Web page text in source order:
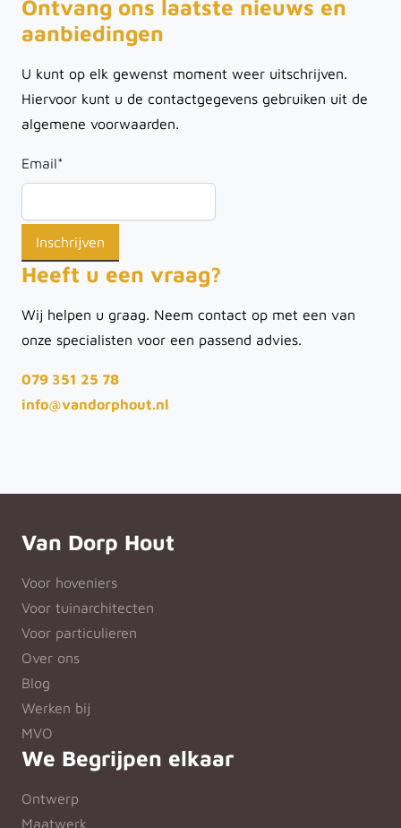
Ontvang ons laatste nieuws en
aanbiedingen
U kunt op elk gewenst moment weer uitschrijven.
Hiervoor kunt u de contactgegevens gebruiken uit de
algemene voorwaarden.
Email*
Heeft u een vraag?
Wij helpen u graag. Neem contact op met een van
onze specialisten voor een passend advies.
079 351 25 78
info@vandorphout.nl
Van Dorp Hout
Voor hoveniers
Voor tuinarchitecten
Voor particulieren
Over ons
Blog
Werken bij
MVO
We Begrijpen elkaar
Ontwerp
Maatwerk